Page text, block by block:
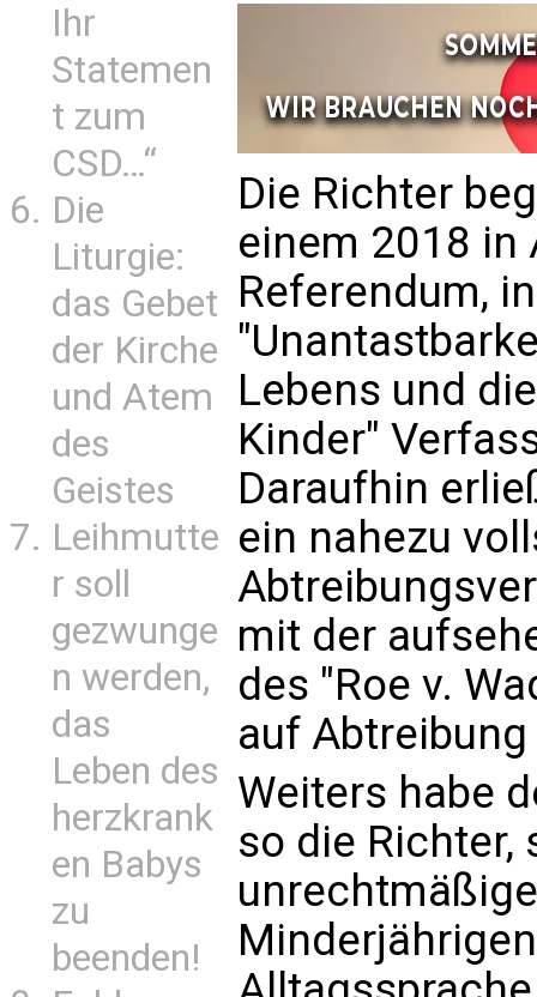
Ihr
Statemen
t zum
CSD…“
Die
Liturgie:
das Gebet
der Kirche
und Atem
des
Geistes
Leihmutte
r soll
gezwunge
n werden,
das
Leben des
herzkrank
en Babys
zu
beenden!
Die Richter
einem 2018 in
Referendum,
Lebens und
Kinder"
Daraufhin
ein nahezu
mit der
des "Roe v.
auf
Weiters habe
so die Richter,